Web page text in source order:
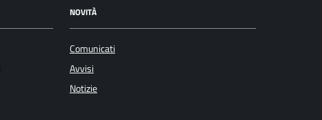
NOVITÀ
Comunicati
Avvisi
Notizie